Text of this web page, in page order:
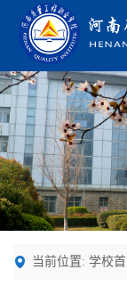
当前位置: 学校首